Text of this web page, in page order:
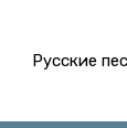
Русские